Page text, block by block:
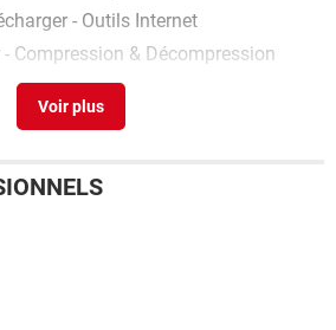
- Outils Internet
- Compression & Décompression
- Compression & Décompression